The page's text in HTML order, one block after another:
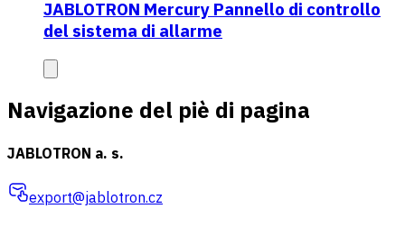
JABLOTRON Mercury Pannello di controllo
del sistema di allarme
Navigazione del piè di pagina
JABLOTRON a. s.
export@jablotron.cz